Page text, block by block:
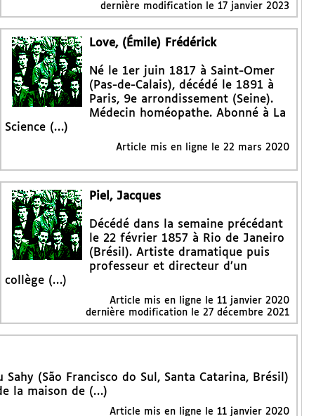
dernière modification le 17 janvier 2023
Love, (Émile) Frédérick
Né le 1er juin 1817 à Saint-Omer
(Pas-de-Calais), décédé le 1891 à
Paris, 9e arrondissement (Seine).
Médecin homéopathe. Abonné à La
Science (…)
Article mis en ligne le22 mars 2020
Piel, Jacques
Décédé dans la semaine précédant
le 22 février 1857 à Rio de Janeiro
(Brésil). Artiste dramatique puis
professeur et directeur d’un
collège (…)
Article mis en ligne le11 janvier 2020
dernière modification le 27 décembre 2021
(São Francisco do Sul, Santa Catarina, Brésil)
la maison de (…)
Article mis en ligne le 11 janvier 2020